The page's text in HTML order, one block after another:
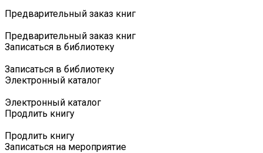
Предварительный заказ книг
Предварительный заказ книг
Записаться в библиотеку
Записаться в библиотеку
Электронный каталог
Электронный каталог
Продлить книгу
Продлить книгу
Записаться на мероприятие